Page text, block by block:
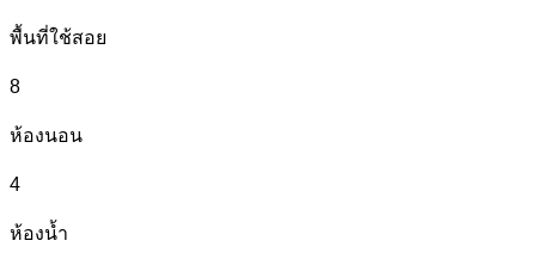
พื้นที่ใช้สอย
8
ห้องนอน
4
ห้องน้ำ